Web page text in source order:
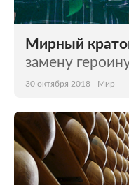
Из жизни
Мирный
замену
30 октября 2018 Мир